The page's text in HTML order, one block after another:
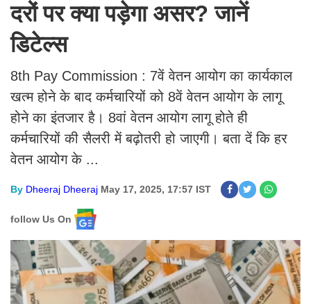
दरों पर क्या पड़ेगा असर? जानें
डिटेल्स
8th Pay Commission : 7वें वेतन आयोग का कार्यकाल
खत्म होने के बाद कर्मचारियों को 8वें वेतन आयोग के लागू
होने का इंतजार है। 8वां वेतन आयोग लागू होते ही
कर्मचारियों की सैलरी में बढ़ोतरी हो जाएगी। बता दें कि हर
वेतन आयोग के ...
By Dheeraj Dheeraj May 17, 2025, 17:57 IST
follow Us On